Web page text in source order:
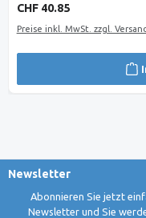
Regulärer Preis:
CHF 40.85
Preise inkl. MwSt. zzgl.
Newsletter
Abonnieren Sie jetzt
Newsletter und Sie